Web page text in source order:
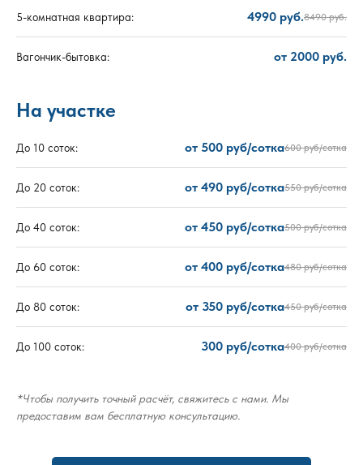
5-комнатная квартира: 4990 руб.8490 руб.
Вагончик-бытовка: от 2000 руб.
На участке
До 10 соток: от 500 руб/сотка600 руб/сотка
До 20 соток: от 490 руб/сотка550 руб/сотка
До 40 соток: от 450 руб/сотка500 руб/сотка
До 60 соток: от 400 руб/сотка480 руб/сотка
До 80 соток: от 350 руб/сотка450 руб/сотка
До 100 соток: 300 руб/сотка400 руб/сотка
*Чтобы получить точный расчёт, свяжитесь с нами. Мы
предоставим вам бесплатную консультацию.